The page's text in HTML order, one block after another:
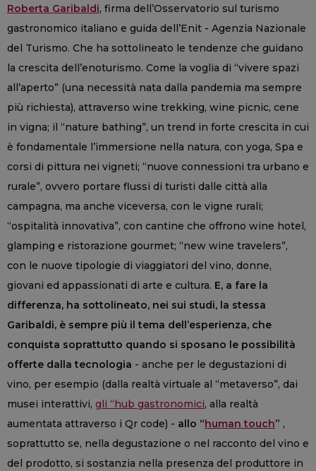
Roberta Garibaldi, firma dell’Osservatorio sul turismo
gastronomico italiano e guida dell’Enit - Agenzia Nazionale
del Turismo. Che ha sottolineato le tendenze che guidano
la crescita dell’enoturismo. Come la voglia di “vivere spazi
all’aperto” (una necessità nata dalla pandemia ma sempre
più richiesta), attraverso wine trekking, wine picnic, cene
in vigna; il “nature bathing”, un trend in forte crescita in cui
è fondamentale l’immersione nella natura, con yoga, Spa e
corsi di pittura nei vigneti; “nuove connessioni tra urbano e
rurale”, ovvero portare flussi di turisti dalle città alla
campagna, ma anche viceversa, con le vigne rurali;
“ospitalità innovativa”, con cantine che offrono wine hotel,
glamping e ristorazione gourmet; “new wine travelers”,
con le nuove tipologie di viaggiatori del vino, donne,
giovani ed appassionati di arte e cultura. E, a fare la
differenza, ha sottolineato, nei sui studi, la stessa
Garibaldi, è sempre più il tema dell’esperienza, che
conquista soprattutto quando si sposano le possibilità
offerte dalla tecnologia - anche per le degustazioni di
vino, per esempio (dalla realtà virtuale al “metaverso”, dai
musei interattivi, gli “hub gastronomici, alla realtà
aumentata attraverso i Qr code) - allo “human touch” ,
soprattutto se, nella degustazione o nel racconto del vino e
del prodotto, si sostanzia nella presenza del produttore in